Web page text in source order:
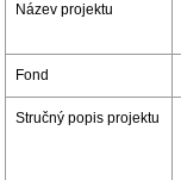
Název projektu
Fond
Stručný popis projektu